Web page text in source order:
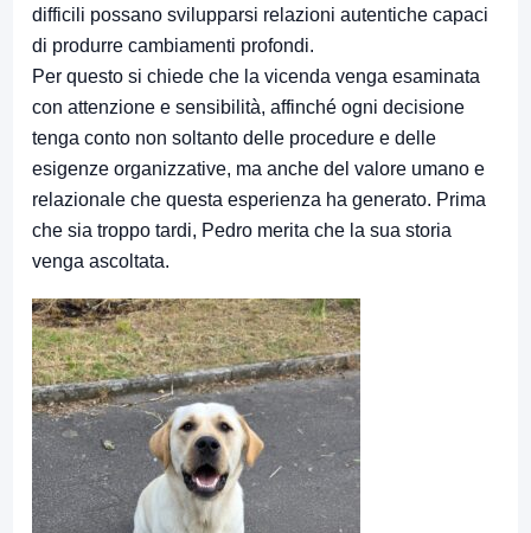
difficili possano svilupparsi relazioni autentiche capaci
di produrre cambiamenti profondi.
Per questo si chiede che la vicenda venga esaminata
con attenzione e sensibilità, affinché ogni decisione
tenga conto non soltanto delle procedure e delle
esigenze organizzative, ma anche del valore umano e
relazionale che questa esperienza ha generato. Prima
che sia troppo tardi, Pedro merita che la sua storia
venga ascoltata.